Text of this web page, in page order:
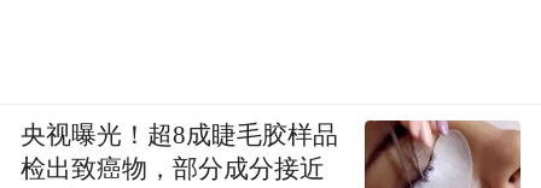
央视曝光！超8成睫毛胶样品
检出致癌物，部分成分接近